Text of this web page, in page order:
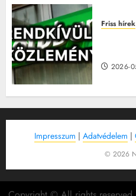
Friss hírek
2026-
Impresszum | Adatvédelem |
© 2026